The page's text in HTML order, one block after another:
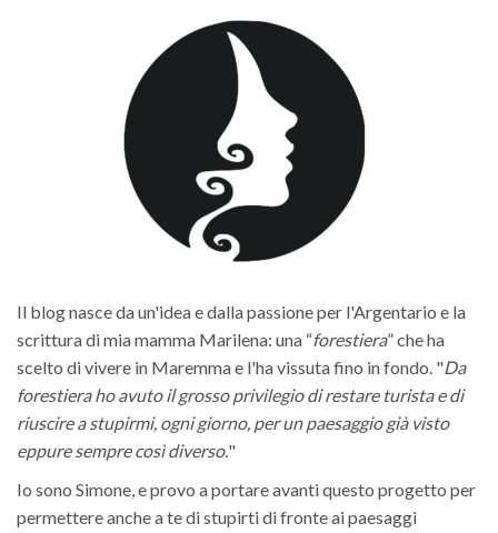
Il blog nasce da un'idea e dalla passione per l'Argentario e la
scrittura di mia mamma Marilena: una “forestiera” che ha
scelto di vivere in Maremma e l'ha vissuta fino in fondo. "Da
forestiera ho avuto il grosso privilegio di restare turista e di
riuscire a stupirmi, ogni giorno, per un paesaggio già visto
eppure sempre così diverso."
Io sono Simone, e provo a portare avanti questo progetto per
permettere anche a te di stupirti di fronte ai paesaggi